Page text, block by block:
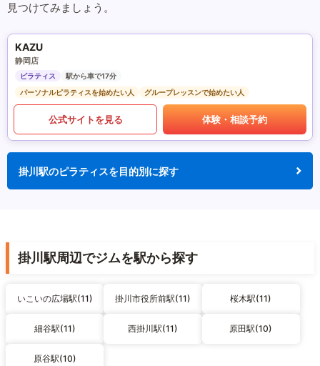
見つけてみましょう。
KAZU
静岡店
ピラティス
駅から車で17分
パーソナルピラティスを始めたい人
グループレッスンで始めたい人
公式サイトを見る 体験・相談予約
掛川駅のピラティスを目的別に探す
掛川駅周辺でジムを駅から探す
いこいの広場駅(11) 掛川市役所前駅(11) 桜木駅(11)
細谷駅(11) 西掛川駅(11) 原田駅(10)
原谷駅(10)